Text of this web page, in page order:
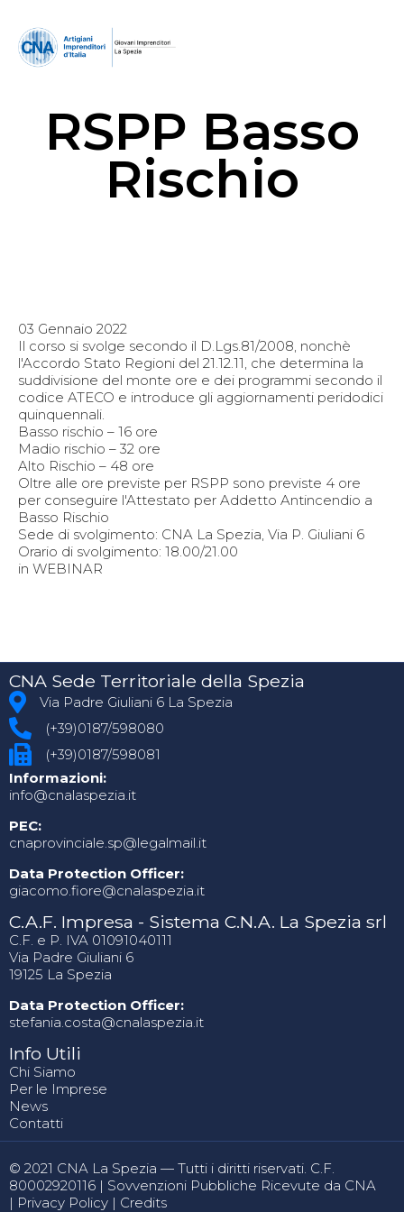
RSPP Basso
Rischio
03 Gennaio 2022
Il corso si svolge secondo il D.Lgs.81/2008, nonchè
l'Accordo Stato Regioni del 21.12.11, che determina la
suddivisione del monte ore e dei programmi secondo il
codice ATECO e introduce gli aggiornamenti peridodici
quinquennali.
Basso rischio – 16 ore
Madio rischio – 32 ore
Alto Rischio – 48 ore
Oltre alle ore previste per RSPP sono previste 4 ore
per conseguire l'Attestato per Addetto Antincendio a
Basso Rischio
Sede di svolgimento: CNA La Spezia, Via P. Giuliani 6
Orario di svolgimento: 18.00/21.00
in WEBINAR
CNA Sede Territoriale della Spezia
Via Padre Giuliani 6 La Spezia
(+39)0187/598080
(+39)0187/598081
Informazioni:
info@cnalaspezia.it
PEC:
cnaprovinciale.sp@legalmail.it
Data Protection Officer:
giacomo.fiore@cnalaspezia.it
C.A.F. Impresa - Sistema C.N.A. La Spezia srl
C.F. e P. IVA 01091040111
Via Padre Giuliani 6
19125 La Spezia
Data Protection Officer:
stefania.costa@cnalaspezia.it
Info Utili
Chi Siamo
Per le Imprese
News
Contatti
© 2021 CNA La Spezia — Tutti i diritti riservati. C.F.
80002920116 | Sovvenzioni Pubbliche Ricevute da CNA
| Privacy Policy | Credits